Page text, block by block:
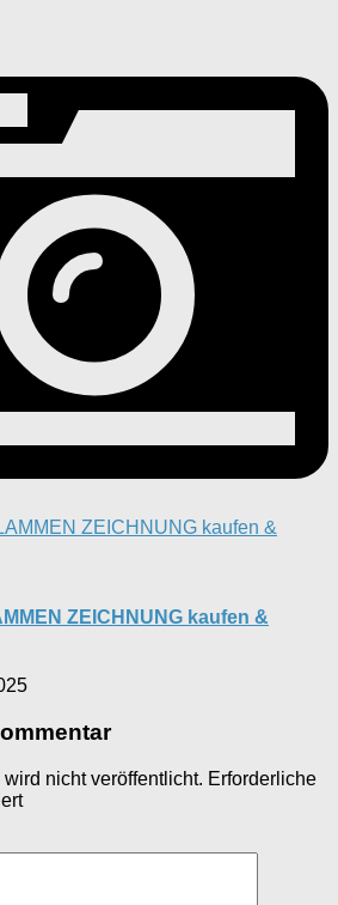
ZEICHNUNG kaufen &
nicht veröffentlicht. Erforderliche